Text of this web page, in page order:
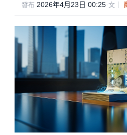
發布 2026年4月23日 00:25·文｜